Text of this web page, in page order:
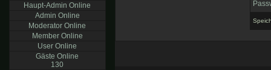
Haupt-Admin Online
Admin Online
Moderator Online
Member Online
User Online
Gäste Online
130